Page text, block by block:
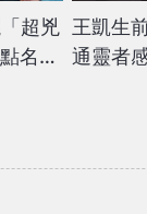
超兇
名老
王凱生
通靈者